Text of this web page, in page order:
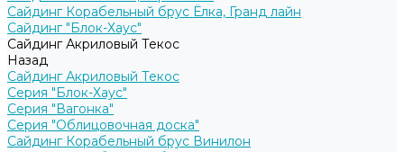
Сайдинг Корабельный брус Ёлка, Гранд лайн
Сайдинг "Блок-Хаус"
Сайдинг Акриловый Текос
Назад
Сайдинг Акриловый Текос
Серия "Блок-Хаус"
Серия "Вагонка"
Серия "Облицовочная доска"
Сайдинг Корабельный брус Винилон